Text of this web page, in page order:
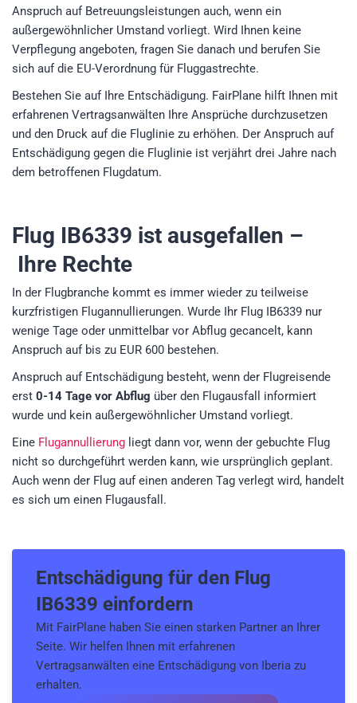
Anspruch auf Betreuungsleistungen auch, wenn ein
außergewöhnlicher Umstand vorliegt. Wird Ihnen keine
Verpflegung angeboten, fragen Sie danach und berufen Sie
sich auf die EU-Verordnung für Fluggastrechte.
Bestehen Sie auf Ihre Entschädigung. FairPlane hilft Ihnen mit
erfahrenen Vertragsanwälten Ihre Ansprüche durchzusetzen
und den Druck auf die Fluglinie zu erhöhen. Der Anspruch auf
Entschädigung gegen die Fluglinie ist verjährt drei Jahre nach
dem betroffenen Flugdatum.
Flug IB6339 ist ausgefallen –
Ihre Rechte
In der Flugbranche kommt es immer wieder zu teilweise
kurzfristigen Flugannullierungen. Wurde Ihr Flug IB6339 nur
wenige Tage oder unmittelbar vor Abflug gecancelt, kann
Anspruch auf bis zu EUR 600 bestehen.
Anspruch auf Entschädigung besteht, wenn der Flugreisende
erst 0-14 Tage vor Abflug über den Flugausfall informiert
wurde und kein außergewöhnlicher Umstand vorliegt.
Eine Flugannullierung liegt dann vor, wenn der gebuchte Flug
nicht so durchgeführt werden kann, wie ursprünglich geplant.
Auch wenn der Flug auf einen anderen Tag verlegt wird, handelt
es sich um einen Flugausfall.
Entschädigung für den Flug
IB6339 einfordern
Mit FairPlane haben Sie einen starken Partner an Ihrer
Seite. Wir helfen Ihnen mit erfahrenen
Vertragsanwälten eine Entschädigung von Iberia zu
erhalten.